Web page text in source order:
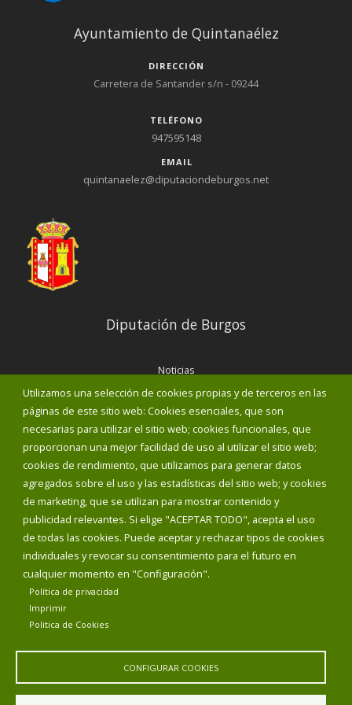
Bureba · Zuñeda · Cameno de Bureba
Utilizamos una selección de cookies propias y de terceros en las
páginas de este sitio web: Cookies esenciales, que son
necesarias para utilizar el sitio web; cookies funcionales, que
proporcionan una mejor facilidad de uso al utilizar el sitio web;
cookies de rendimiento, que utilizamos para generar datos
agregados sobre el uso y las estadísticas del sitio web; y cookies
de marketing, que se utilizan para mostrar contenido y
publicidad relevantes. Si elige "ACEPTAR TODO", acepta el uso
de todas las cookies. Puede aceptar y rechazar tipos de cookies
individuales y revocar su consentimiento para el futuro en
cualquier momento en "Configuración".
Política de privacidad
Imprimir
Politica de Cookies
CONFIGURAR COOKIES
Ayuntamiento de Quintanaélez
DIRECCIÓN
Carretera de Santander s/n - 09244
TELÉFONO
947595148
EMAIL
quintanaelez@diputaciondeburgos.net
Diputación de Burgos
Noticias
Eventos
Corporación Municipal
Teléfonos de interés
INICIAR SESIÓN
MAPA WEB